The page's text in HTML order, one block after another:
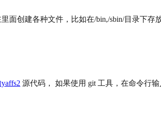
面创建各种文件，比如在/bin,/sbin/目录下
源代码， 如果使用 git 工具，在命令行输